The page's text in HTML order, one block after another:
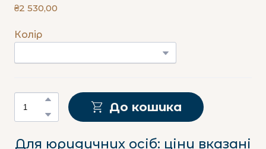
₴2 530,00
Колір
До кошика
Для юридичних осіб: ціни вказані